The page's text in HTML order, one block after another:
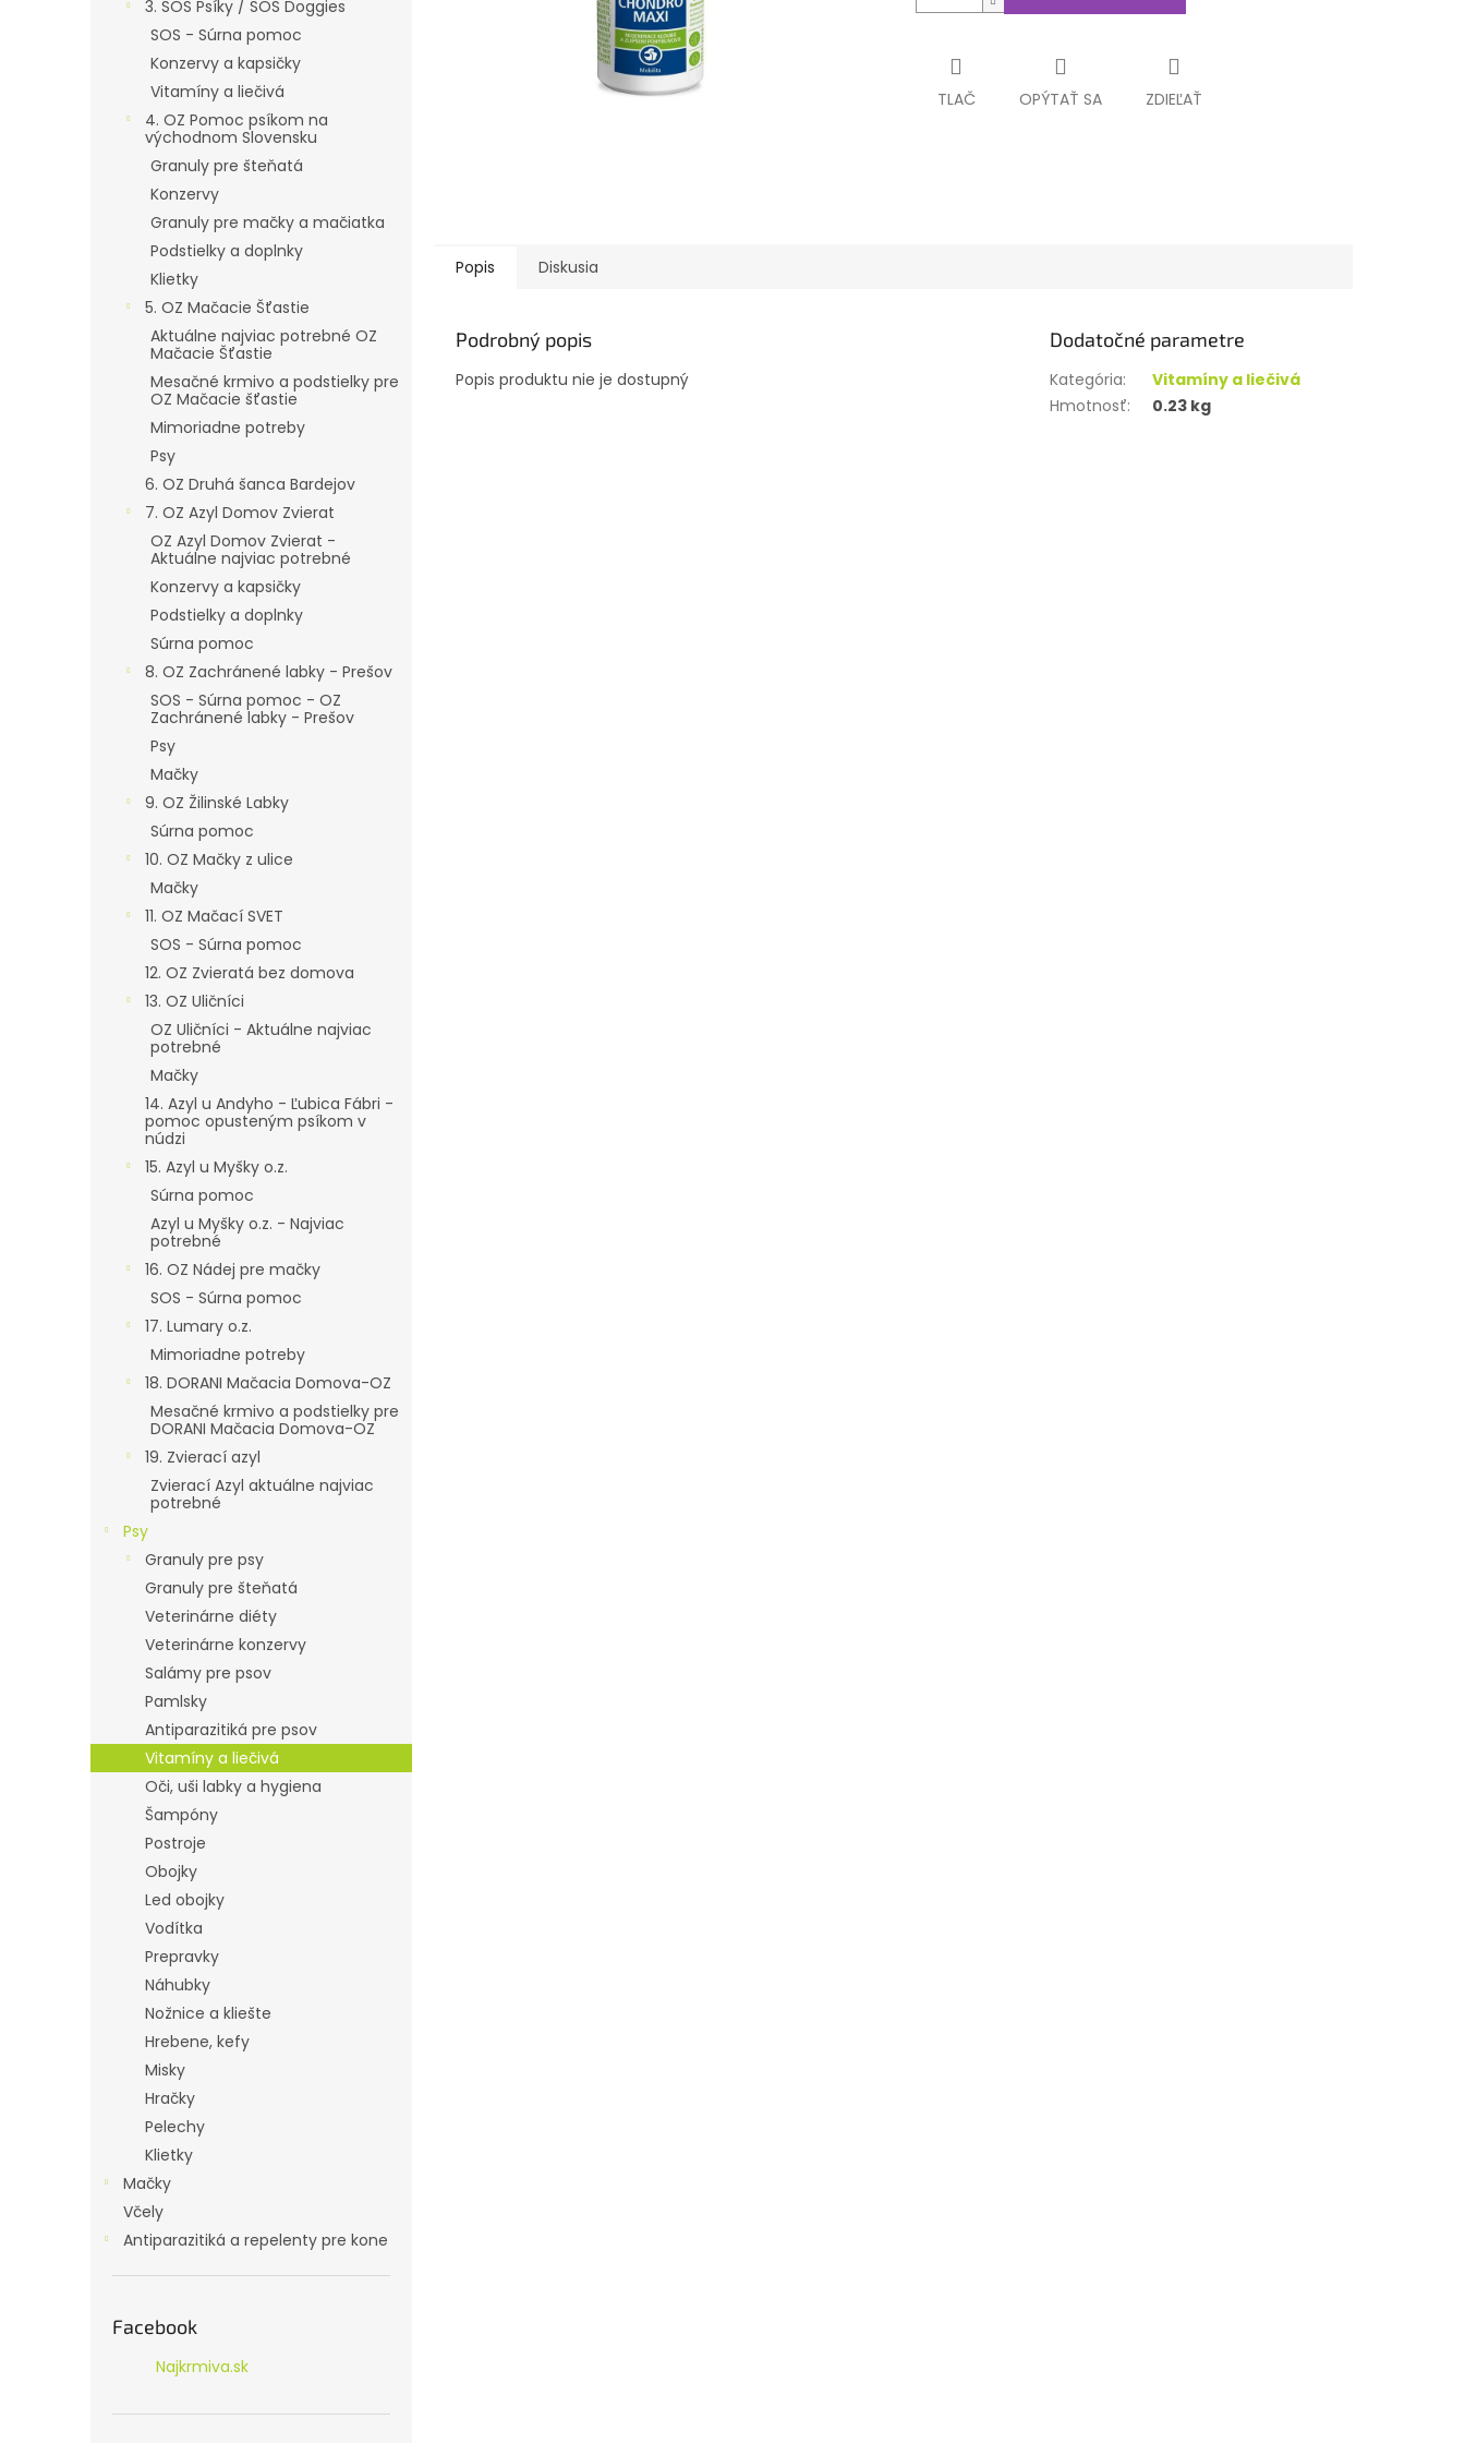
3. SOS Psíky / SOS Doggies
SOS - Súrna pomoc
Konzervy a kapsičky
Vitamíny a liečivá
4. OZ Pomoc psíkom na
východnom Slovensku
Granuly pre šteňatá
Konzervy
Granuly pre mačky a mačiatka
Podstielky a doplnky
Klietky
5. OZ Mačacie Šťastie
Aktuálne najviac potrebné OZ
Mačacie Šťastie
Mesačné krmivo a podstielky pre
OZ Mačacie šťastie
Mimoriadne potreby
Psy
6. OZ Druhá šanca Bardejov
7. OZ Azyl Domov Zvierat
OZ Azyl Domov Zvierat -
Aktuálne najviac potrebné
Konzervy a kapsičky
Podstielky a doplnky
Súrna pomoc
8. OZ Zachránené labky - Prešov
SOS - Súrna pomoc - OZ
Zachránené labky - Prešov
Psy
Mačky
9. OZ Žilinské Labky
Súrna pomoc
10. OZ Mačky z ulice
Mačky
11. OZ Mačací SVET
SOS - Súrna pomoc
12. OZ Zvieratá bez domova
13. OZ Uličníci
OZ Uličníci - Aktuálne najviac
potrebné
Mačky
14. Azyl u Andyho - Ľubica Fábri -
pomoc opusteným psíkom v
núdzi
15. Azyl u Myšky o.z.
Súrna pomoc
Azyl u Myšky o.z. - Najviac
potrebné
16. OZ Nádej pre mačky
SOS - Súrna pomoc
17. Lumary o.z.
Mimoriadne potreby
18. DORANI Mačacia Domova-OZ
Mesačné krmivo a podstielky pre
DORANI Mačacia Domova-OZ
19. Zvierací azyl
Zvierací Azyl aktuálne najviac
potrebné
Psy
Granuly pre psy
Granuly pre šteňatá
Veterinárne diéty
Veterinárne konzervy
Salámy pre psov
Pamlsky
Antiparazitiká pre psov
Vitamíny a liečivá
Oči, uši labky a hygiena
Šampóny
Postroje
Obojky
Led obojky
Vodítka
Prepravky
Náhubky
Nožnice a kliešte
Hrebene, kefy
Misky
Hračky
Pelechy
Klietky
Mačky
Včely
Antiparazitiká a repelenty pre kone
Facebook
Najkrmiva.sk
TLAČ OPÝTAŤ SA ZDIEĽAŤ
Popis Diskusia
Podrobný popis
Popis produktu nie je dostupný
Dodatočné parametre
Kategória:
Vitamíny a liečivá
Hmotnosť: 0.23 kg